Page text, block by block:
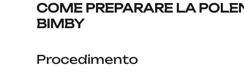
COME PREPARARE LA
BIMBY
Procedimento